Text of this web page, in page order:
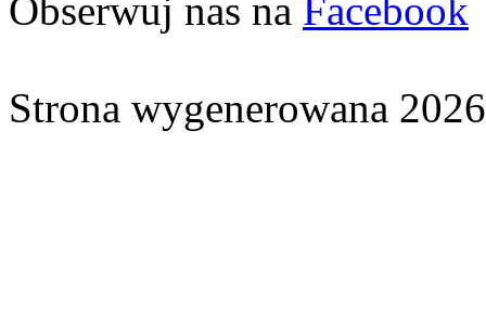
Obserwuj nas na Facebook
Strona wygenerowana